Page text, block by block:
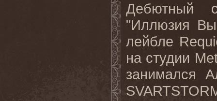
Дебютный
"Иллюзия
лейбле
на студии
занимался